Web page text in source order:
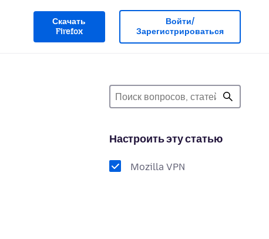
Скачать
Firefox
Войти/
Зарегистрироваться
Настроить эту статью
Mozilla VPN